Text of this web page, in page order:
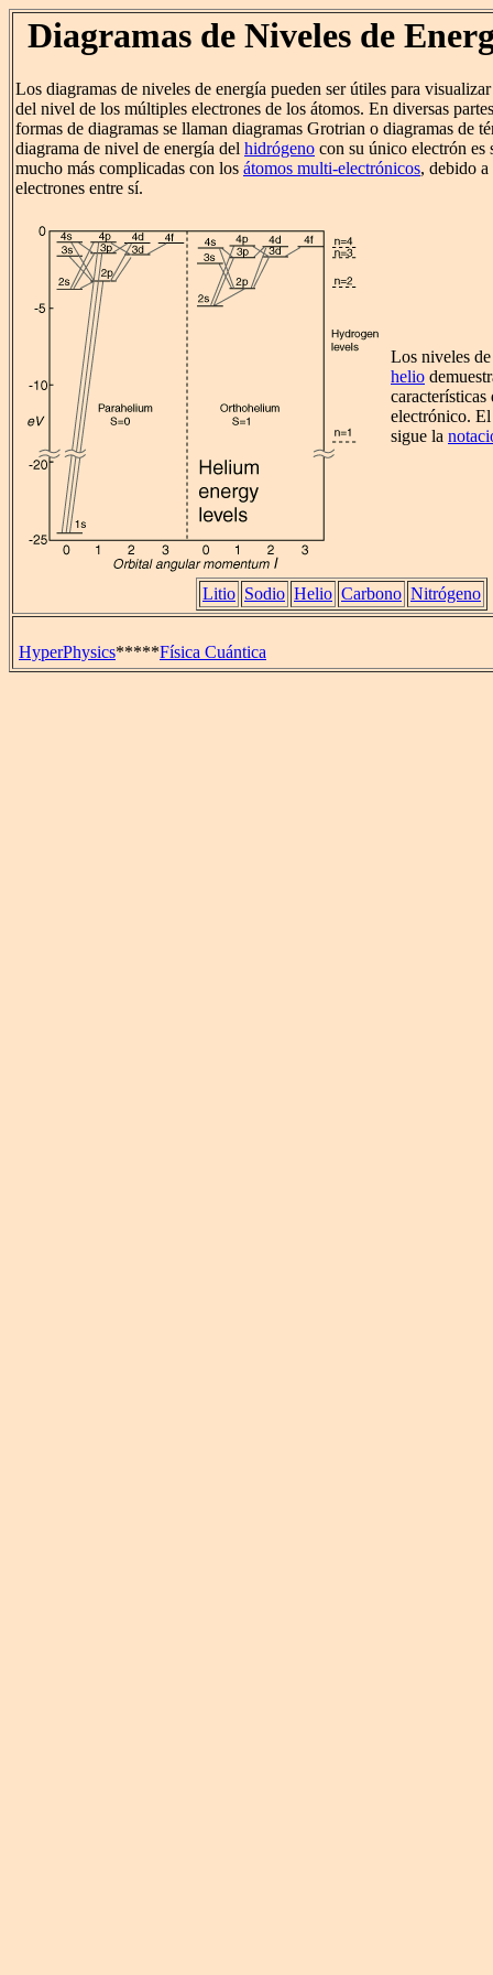
Diagramas de Niveles de
Los diagramas de niveles de energía pueden ser útiles para
del nivel de los múltiples electrones de los átomos. En diversas
formas de diagramas se llaman diagramas Grotrian o diagramas de
diagrama de nivel de energía del hidrógeno con su único electrón es
mucho más complicadas con los átomos multi-electrónicos, debido a
electrones entre sí.
Los niveles
helio
electrónico.
sigue la
Litio Sodio Helio Carbono Nitrógeno
HyperPhysics*****Física Cuántica